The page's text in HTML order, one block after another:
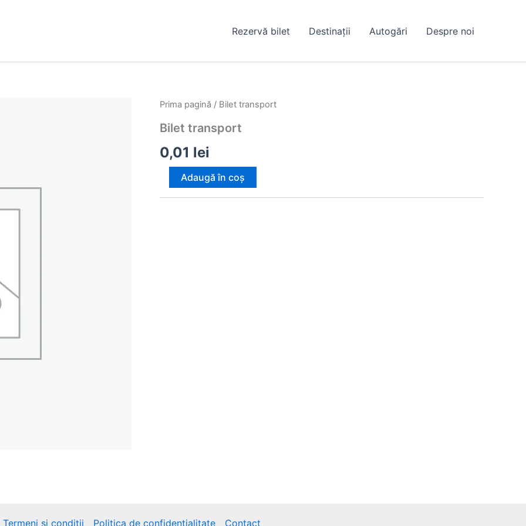
Rezervă bilet Destinații Autogări Despre noi
Prima pagină / Bilet transport
Bilet transport
0,01 lei
Cantitate
transport
Adaugă în coș
Termeni și condiții Politica de confidențialitate Contact